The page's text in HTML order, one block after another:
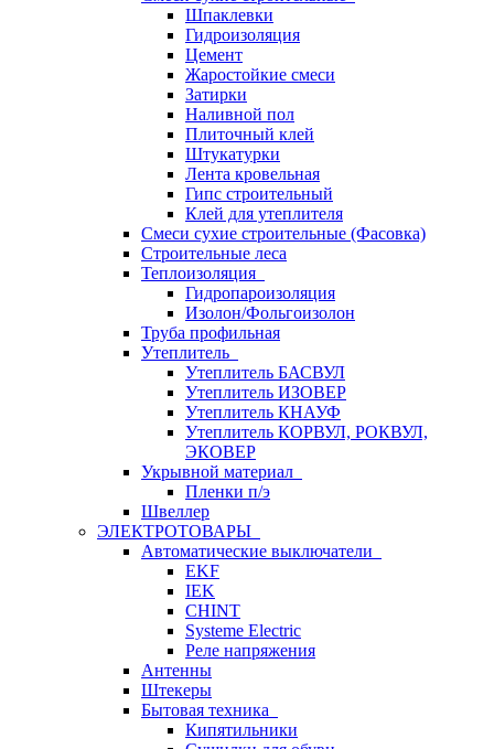
Шпаклевки
Гидроизоляция
Цемент
Жаростойкие смеси
Затирки
Наливной пол
Плиточный клей
Штукатурки
Лента кровельная
Гипс строительный
Клей для утеплителя
Смеси сухие строительные (Фасовка)
Строительные леса
Теплоизоляция
Гидропароизоляция
Изолон/Фольгоизолон
Труба профильная
Утеплитель
Утеплитель БАСВУЛ
Утеплитель ИЗОВЕР
Утеплитель КНАУФ
Утеплитель КОРВУЛ, РОКВУЛ,
ЭКОВЕР
Укрывной материал
Пленки п/э
Швеллер
ЭЛЕКТРОТОВАРЫ
Автоматические выключатели
EKF
IEK
CHINT
Systeme Electric
Реле напряжения
Антенны
Штекеры
Бытовая техника
Кипятильники